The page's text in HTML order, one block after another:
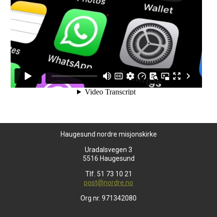
Haugesund nordre misjonskirke
Uradalsvegen 3
5516 Haugesund
Tlf. 51 73 10 21
post@nordre.no
Org nr. 971342080